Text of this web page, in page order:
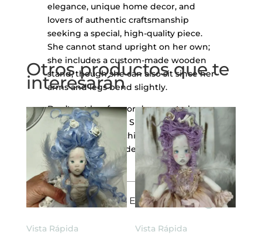
elegance, unique home decor, and
lovers of authentic craftsmanship
seeking a special, high-quality piece.
She cannot stand upright on her own;
she includes a custom-made wooden
stand, though she can also sit since her
arms and legs bend slightly.
Don’t get her face or dress wet; she
may lose her color. She is not a toy and
is not suitable for children. Do not
apply force to her delicate parts; they
may break.
VALORACIONES
Otros productos que te
interesarán
Vista Rápida Vista Rápida